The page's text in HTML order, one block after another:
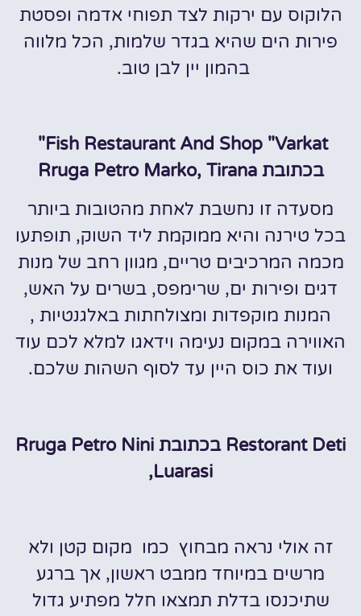
הלוקוס עם ירקות לצד תפוחי אדמה ופסטת
פירות הים שהיא בגדר שלמות, הכל מלווה
בהמון יין לבן טוב.
Fish Restaurant And Shop "Varkat"
בכתובת Rruga Petro Marko, Tirana
מסעדה זו נחשבת לאחת מהטובות ביותר
בכל טירנה והיא ממוקמת ליד השוק, תופתעו
מכמה המרכיבים טריים, מגוון רחב של מנות
דגים ופירות ים, שרימפס, בשרים על האש,
המנות מוקפדות ומצולחתות באלגנטיות ,
האווירה במקום נעימה וידאגו למלא לכם עוד
ועוד את כוס היין עד לסוף השהות שלכם.
Restorant Deti בכתובת Rruga Petro Nini
Luarasi,
זה אולי נראה מבחוץ כמו מקום קטן ולא
מרשים במיוחד ממבט ראשון, אך ברגע
שתיכנסו בדלת תמצאו חלל מפתיע גדול